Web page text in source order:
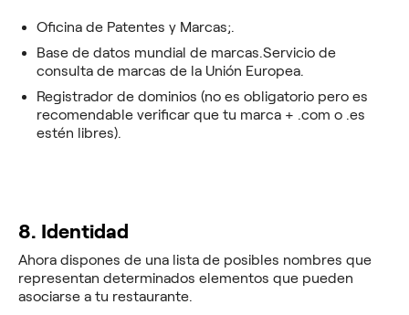
Oficina de Patentes y Marcas;.
Base de datos mundial de marcas.Servicio de
consulta de marcas de la Unión Europea.
Registrador de dominios (no es obligatorio pero es
recomendable verificar que tu marca + .com o .es
estén libres).
8. Identidad
Ahora dispones de una lista de posibles nombres que
representan determinados elementos que pueden
asociarse a tu restaurante.